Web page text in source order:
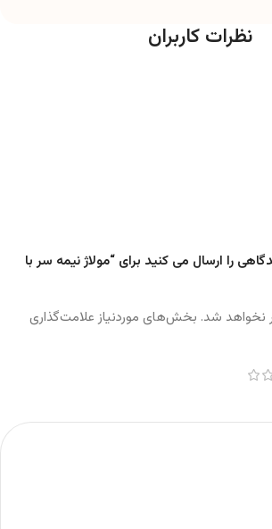
نظرات کاربران
را ارسال می کنید برای “مولاژ نیمه سر با
نخواهد شد. بخش‌های موردنیاز علامت‌گذاری